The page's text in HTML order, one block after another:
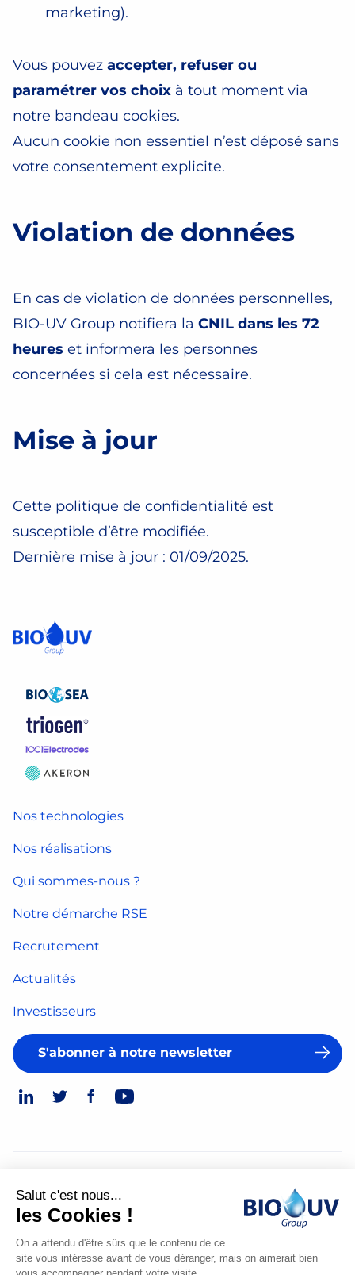
marketing).
Vous pouvez accepter, refuser ou
paramétrer vos choix à tout moment via
notre bandeau cookies.
Aucun cookie non essentiel n’est déposé sans
votre consentement explicite.
Violation de données
En cas de violation de données personnelles,
BIO-UV Group notifiera la CNIL dans les 72
heures et informera les personnes
concernées si cela est nécessaire.
Mise à jour
Cette politique de confidentialité est
susceptible d’être modifiée.
Dernière mise à jour : 01/09/2025.
Nos technologies
Nos réalisations
Qui sommes-nous ?
Notre démarche RSE
Recrutement
Actualités
Investisseurs
S'abonner à notre newsletter
Mentions légales
Politique de confidentialité
Made
Salut c'est nous...
les Cookies !
On a attendu d'être sûrs que le contenu de ce
site vous intéresse avant de vous déranger, mais on aimerait bien
vous accompagner pendant votre visite...